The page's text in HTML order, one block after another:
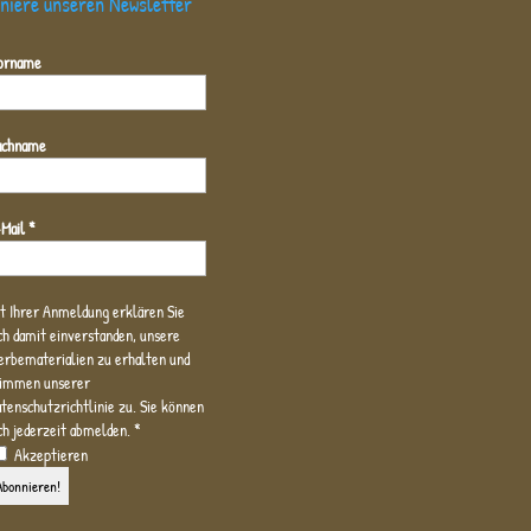
*
Ihrer Anmeldung erklären Sie
damit einverstanden, unsere
zu erhalten und
unserer
zu. Sie können
jederzeit abmelden. *
Akzeptieren